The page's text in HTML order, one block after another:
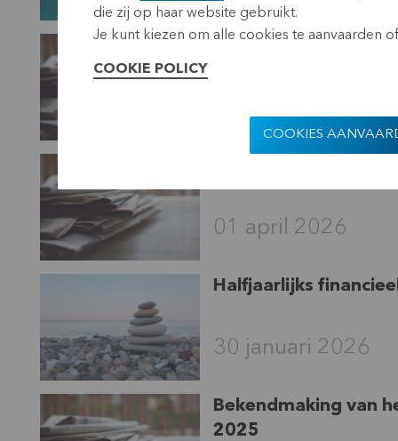
01 april 2026
Halfjaarlijks
30 januari 2026
Bekendmaking van
2025
die zij op haar website gebruikt.
Je kunt kiezen om alle cookies te aanvaarden
COOKIE POLICY
COOKIES